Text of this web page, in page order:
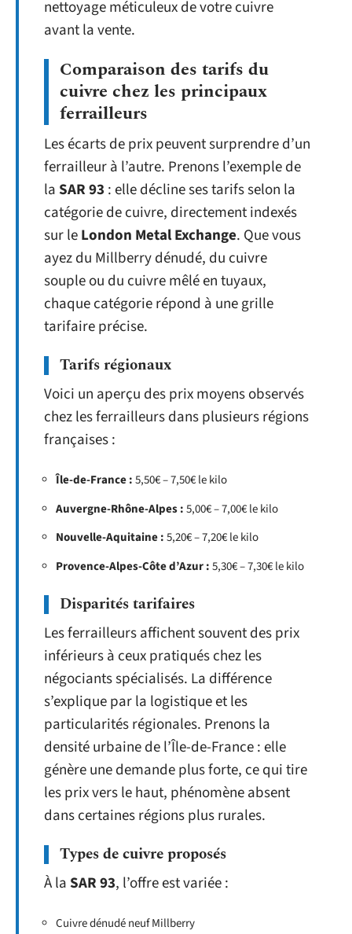
nettoyage méticuleux de votre cuivre
avant la vente.
Comparaison des tarifs du
cuivre chez les principaux
ferrailleurs
Les écarts de prix peuvent surprendre d’un
ferrailleur à l’autre. Prenons l’exemple de
laSAR 93 : elle décline ses tarifs selon la
catégorie de cuivre, directement indexés
sur leLondon Metal Exchange. Que vous
ayez du Millberry dénudé, du cuivre
souple ou du cuivre mêlé en tuyaux,
chaque catégorie répond à une grille
tarifaire précise.
Tarifs régionaux
Voici un aperçu des prix moyens observés
chez les ferrailleurs dans plusieurs régions
françaises :
Île-de-France :5,50€ – 7,50€ le kilo
Auvergne-Rhône-Alpes :5,00€ – 7,00€ le kilo
Nouvelle-Aquitaine :5,20€ – 7,20€ le kilo
Provence-Alpes-Côte d’Azur :5,30€ – 7,30€ le kilo
Disparités tarifaires
Les ferrailleurs affichent souvent des prix
inférieurs à ceux pratiqués chez les
négociants spécialisés. La différence
s’explique par la logistique et les
particularités régionales. Prenons la
densité urbaine de l’Île-de-France : elle
génère une demande plus forte, ce qui tire
les prix vers le haut, phénomène absent
dans certaines régions plus rurales.
Types de cuivre proposés
À laSAR 93, l’offre est variée :
Cuivre dénudé neuf Millberry